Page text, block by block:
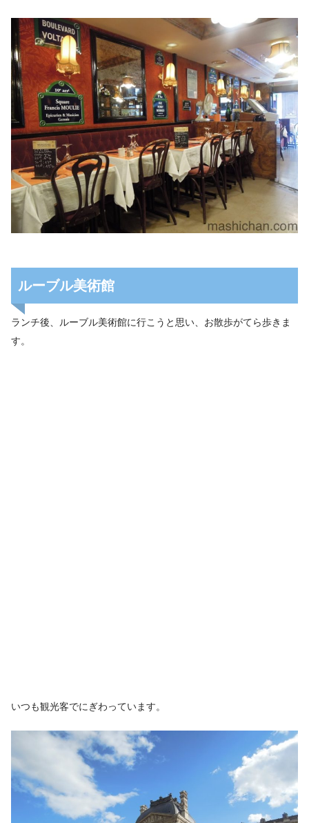
ルーブル美術館
ランチ後、ルーブル美術館に行こうと思い、お散歩がてら歩きま
す。
いつも観光客でにぎわっています。